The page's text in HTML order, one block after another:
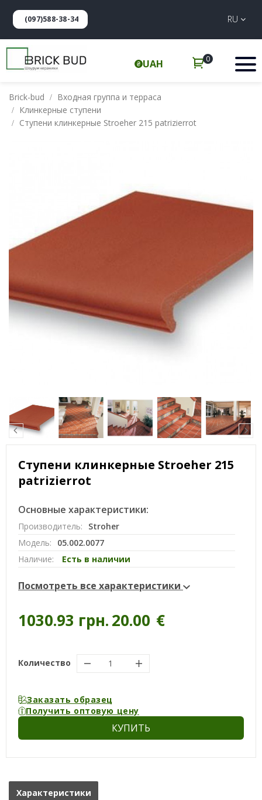
(097)588-38-34 RU
UAH 0
Brick-bud
Входная группа и терраса
Клинкерные ступени
Ступени клинкерные Stroeher 215 patrizierrot
Ступени клинкерные Stroeher 215
patrizierrot
Основные характеристики:
Производитель:
Stroher
Модель:
05.002.0077
Наличие:
Есть в наличии
Посмотреть все характеристики
1030.93 грн.20.00 €
Количество
Заказать образец
Получить оптовую цену
КУПИТЬ
Характеристики